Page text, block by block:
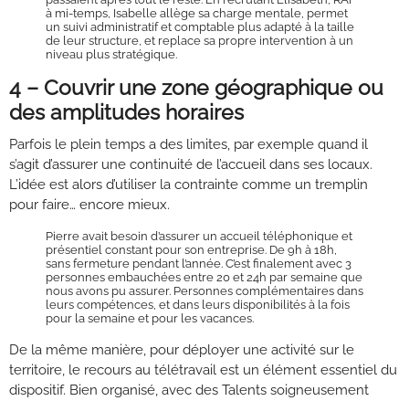
à mi-temps, Isabelle allège sa charge mentale, permet
un suivi administratif et comptable plus adapté à la taille
de leur structure, et replace sa propre intervention à un
niveau plus stratégique.
4 – Couvrir une zone géographique ou
des amplitudes horaires
Parfois le plein temps a des limites, par exemple quand il
s’agit d’assurer une continuité de l’accueil dans ses locaux.
L’idée est alors d’utiliser la contrainte comme un tremplin
pour faire… encore mieux.
Pierre avait besoin d’assurer un accueil téléphonique et
présentiel constant pour son entreprise. De 9h à 18h,
sans fermeture pendant l’année. C’est finalement avec 3
personnes embauchées entre 20 et 24h par semaine que
nous avons pu assurer. Personnes complémentaires dans
leurs compétences, et dans leurs disponibilités à la fois
pour la semaine et pour les vacances.
De la même manière, pour déployer une activité sur le
territoire, le recours au télétravail est un élément essentiel du
dispositif. Bien organisé, avec des Talents soigneusement